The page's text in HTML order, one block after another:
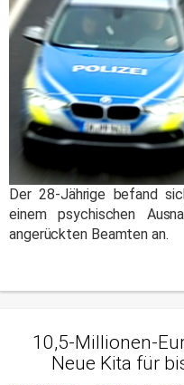
Der 28-Jährige befand
einem psychischen
angerückten Beamten an.
10,5-Millionen-
Neue Kita für